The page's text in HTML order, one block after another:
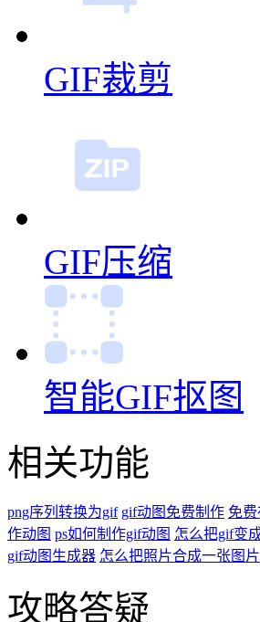
GIF裁剪
GIF压缩
智能GIF抠图
相关功能
png序列转换为gif gif动图免费制作 免
作动图 ps如何制作gif动图 怎么把gif变
gif动图生成器 怎么把照片合成一张图片
攻略答疑